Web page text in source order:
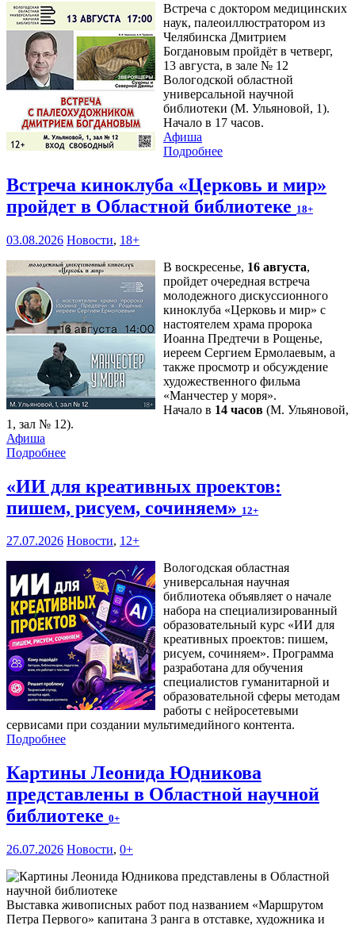
Встреча с доктором медицинских
наук, палеоиллюстратором из
Челябинска Дмитрием
Богдановым пройдёт в четверг,
13 августа, в зале № 12
Вологодской областной
универсальной научной
библиотеки (М. Ульяновой, 1).
Начало в 17 часов.
Афиша
Подробнее
Встреча киноклуба «Церковь и мир»
пройдет в Областной библиотеке 18+
03.08.2026 Новости, 18+
В воскресенье, 16 августа,
пройдет очередная встреча
молодежного дискуссионного
киноклуба «Церковь и мир» с
настоятелем храма пророка
Иоанна Предтечи в Рощенье,
иереем Сергием Ермолаевым, а
также просмотр и обсуждение
художественного фильма
«Манчестер у моря».
Начало в 14 часов (М. Ульяновой,
1, зал № 12).
Афиша
Подробнее
«ИИ для креативных проектов:
пишем, рисуем, сочиняем» 12+
27.07.2026 Новости, 12+
Вологодская областная
универсальная научная
библиотека объявляет о начале
набора на специализированный
образовательный курс «ИИ для
креативных проектов: пишем,
рисуем, сочиняем». Программа
разработана для обучения
специалистов гуманитарной и
образовательной сферы методам
работы с нейросетевыми
сервисами при создании мультимедийного контента.
Подробнее
Картины Леонида Юдникова
представлены в Областной научной
библиотеке 0+
26.07.2026 Новости, 0+
Выставка живописных работ под названием «Маршрутом
Петра Первого» капитана 3 ранга в отставке, художника и